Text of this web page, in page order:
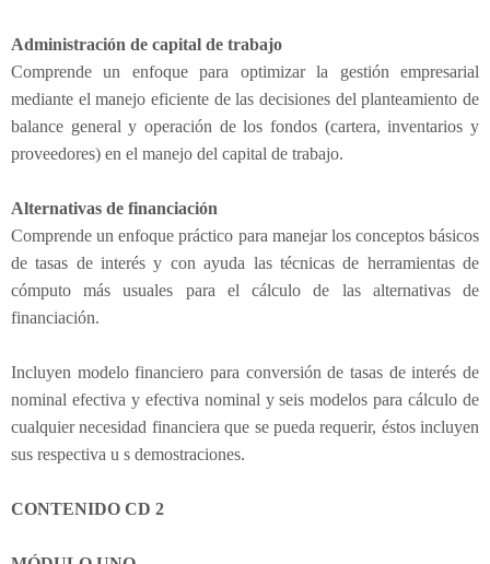
Administración de capital de trabajo
Comprende un enfoque para optimizar la gestión empresarial
mediante el manejo eficiente de las decisiones del planteamiento de
balance general y operación de los fondos (cartera, inventarios y
proveedores) en el manejo del capital de trabajo.
Alternativas de financiación
Comprende un enfoque práctico para manejar los conceptos básicos
de tasas de interés y con ayuda las técnicas de herramientas de
cómputo más usuales para el cálculo de las alternativas de
financiación.
Incluyen modelo financiero para conversión de tasas de interés de
nominal efectiva y efectiva nominal y seis modelos para cálculo de
cualquier necesidad financiera que se pueda requerir, éstos incluyen
sus respectiva u s demostraciones.
CONTENIDO CD 2